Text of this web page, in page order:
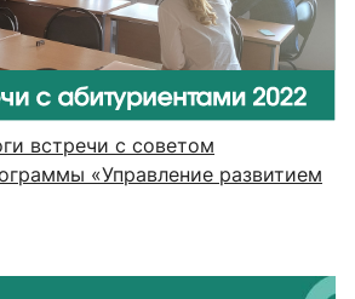
встречи с советом
«Управление развитием